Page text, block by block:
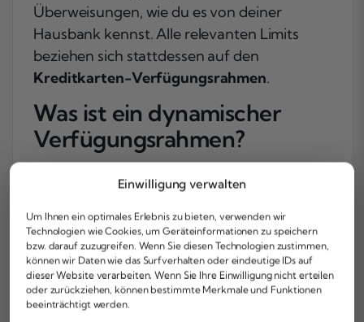
Einwilligung verwalten
Um Ihnen ein optimales Erlebnis zu bieten, verwenden wir
Technologien wie Cookies, um Geräteinformationen zu speichern
bzw. darauf zuzugreifen. Wenn Sie diesen Technologien zustimmen,
können wir Daten wie das Surfverhalten oder eindeutige IDs auf
dieser Website verarbeiten. Wenn Sie Ihre Einwilligung nicht erteilen
oder zurückziehen, können bestimmte Merkmale und Funktionen
beeinträchtigt werden.
Überweisungen, wie du es von deiner
Hausbank kennst. Alle relevanten Limits
beziehen sich stattdessen auf den
Kreditkarten-Verfügungsrahmen.
Was ist ein dynamischer
Verfügungsrahmen?
nehmen. Anders als bei vielen Banken, die
einen fixen Kreditrahmen vergeben und
diesen nur auf expliziten Antrag ändern,
wird der Verfügungsrahmen bei diesem
Anbieterindividuell und fortlaufend
angepasst. Er hängt von mehreren Faktoren